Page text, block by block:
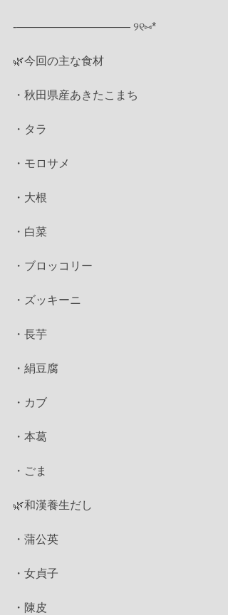
-—————————— ୨୧⑅*
🌿今回の主な食材
・秋田県産あきたこまち
・タラ
・モロサメ
・大根
・白菜
・ブロッコリー
・ズッキーニ
・長芋
・絹豆腐
・カブ
・本葛
・ごま
🌿和漢養生だし
・蒲公英
・女貞子
・陳皮